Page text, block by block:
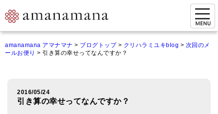
ご来店&購入
amanamana アマナマナ > ブログトップ> クリハラミユキblog > 次回のメ
ールお便り > 引き算の幸せってなんですか？
2016/05/24
引き算の幸せってなんですか？